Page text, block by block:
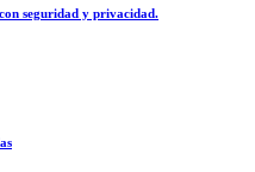
seguridad y privacidad.